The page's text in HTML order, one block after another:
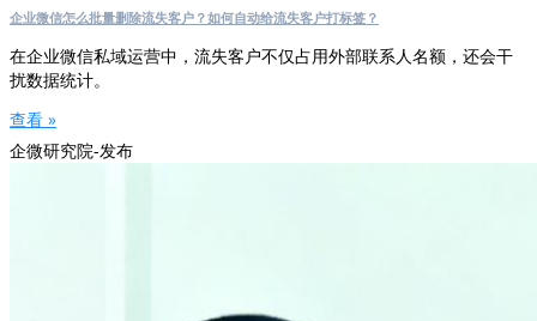
企业微信怎么批量删除流失客户？如何自动给流失客户打标签？
在企业微信私域运营中，流失客户不仅占用外部联系人名额，还会干
扰数据统计。
查看 »
企微研究院-发布